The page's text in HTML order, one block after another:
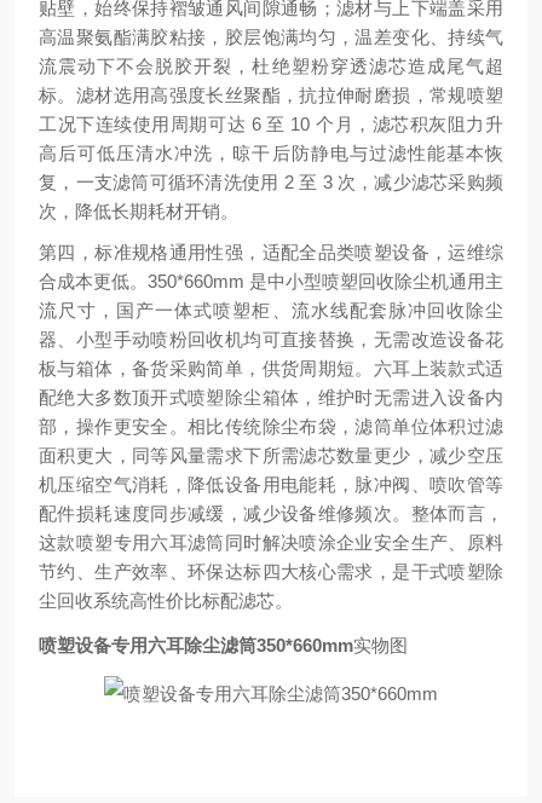
贴壁，始终保持褶皱通风间隙通畅；滤材与上下端盖采用
高温聚氨酯满胶粘接，胶层饱满均匀，温差变化、持续气
流震动下不会脱胶开裂，杜绝塑粉穿透滤芯造成尾气超
标。滤材选用高强度长丝聚酯，抗拉伸耐磨损，常规喷塑
工况下连续使用周期可达 6 至 10 个月，滤芯积灰阻力升
高后可低压清水冲洗，晾干后防静电与过滤性能基本恢
复，一支滤筒可循环清洗使用 2 至 3 次，减少滤芯采购频
次，降低长期耗材开销。
第四，标准规格通用性强，适配全品类喷塑设备，运维综
合成本更低。350*660mm 是中小型喷塑回收除尘机通用主
流尺寸，国产一体式喷塑柜、流水线配套脉冲回收除尘
器、小型手动喷粉回收机均可直接替换，无需改造设备花
板与箱体，备货采购简单，供货周期短。六耳上装款式适
配绝大多数顶开式喷塑除尘箱体，维护时无需进入设备内
部，操作更安全。相比传统除尘布袋，滤筒单位体积过滤
面积更大，同等风量需求下所需滤芯数量更少，减少空压
机压缩空气消耗，降低设备用电能耗，脉冲阀、喷吹管等
配件损耗速度同步减缓，减少设备维修频次。整体而言，
这款喷塑专用六耳滤筒同时解决喷涂企业安全生产、原料
节约、生产效率、环保达标四大核心需求，是干式喷塑除
尘回收系统高性价比标配滤芯。
喷塑设备专用六耳除尘滤筒350*660mm实物图